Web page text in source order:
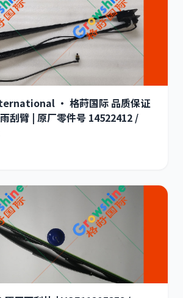
· 格莳国际 品质保证
刮臂 | 原厂零件号 14522412 /